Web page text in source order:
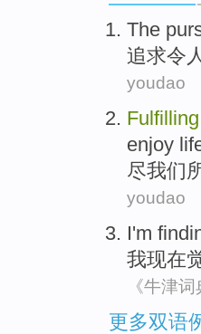
The
追求令
youdao
Fulfilling
enjoy
尽我们
youdao
I'm
我现在
《牛津词
更多双语